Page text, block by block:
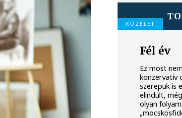
KÖZÉLET
Fél év
Ez most
konzervatív
szerepük is
elindult,
olyan